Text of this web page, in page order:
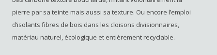
pierre par sa teinte mais aussi sa texture. Ou encore l’emploi
d’isolants fibres de bois dans les cloisons divisionnaires,
matériau naturel, écologique et entièrement recyclable.